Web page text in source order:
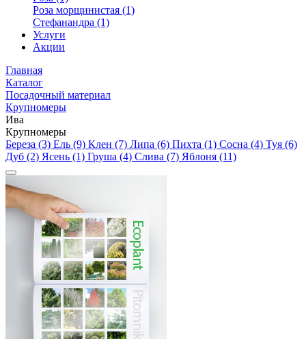
Роза морщинистая (1)
Стефанандра (1)
Услуги
Акции
Главная
Каталог
Посадочный материал
Крупномеры
Ива
Крупномеры
Береза (3) Ель (9) Клен (7) Липа (6) Пихта (1) Сосна (4) Туя (6)
Дуб (2) Ясень (1) Груша (4) Слива (7) Яблоня (11)